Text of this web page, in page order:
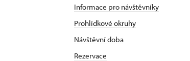
Informace pro návštěvníky
Prohlídkové okruhy
Návštěvní doba
Rezervace